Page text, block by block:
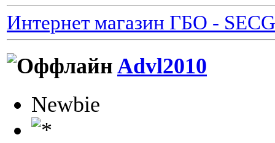
Интернет магазин ГБО -
Advl2010
Newbie